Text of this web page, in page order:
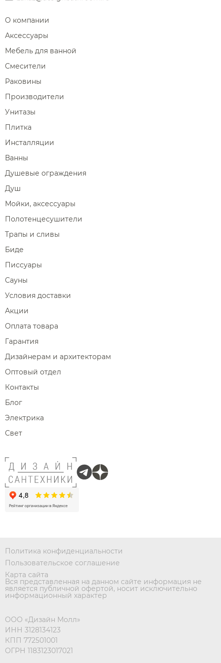
О компании
Аксессуары
Мебель для ванной
Смесители
Раковины
Производители
Унитазы
Плитка
Инсталляции
Ванны
Душевые ограждения
Душ
Мойки, аксессуары
Полотенцесушители
Трапы и сливы
Биде
Писсуары
Сауны
Условия доставки
Акции
Оплата товара
Гарантия
Дизайнерам и архитекторам
Оптовый отдел
Контакты
Блог
Электрика
Свет
Политика конфиденциальности
Пользовательское соглашение
Карта сайта
Вся представленная на данном сайте информация не
является публичной офертой, носит исключительно
информационный характер
ООО «Дизайн Молл»
ИНН 3128134123
КПП 772501001
ОГРН 1183123017021